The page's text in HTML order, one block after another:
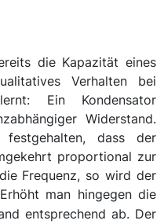
die Kapazität eines
Verhalten bei
Ein Kondensator
Widerstand.
dass der
proportional zur
Frequenz, so wird der
man hingegen die
entsprechend ab. Der